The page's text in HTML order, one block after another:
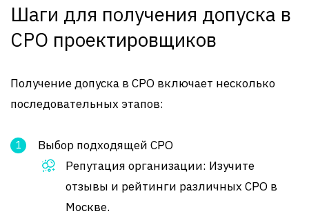
Шаги для получения допуска в
СРО проектировщиков
Получение допуска в СРО включает несколько
последовательных этапов:
Выбор подходящей СРО
Репутация организации: Изучите
отзывы и рейтинги различных СРО в
Москве.